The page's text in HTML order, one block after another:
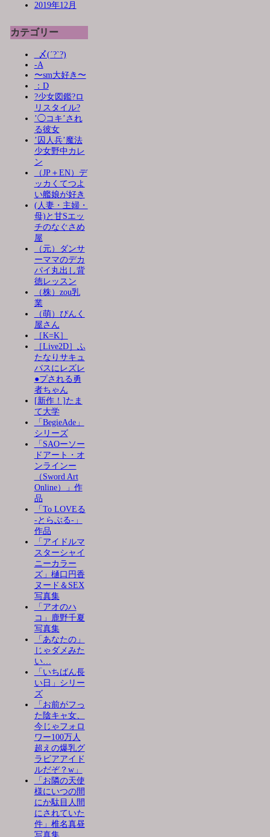
2019年12月
カテゴリー
_〆(´?`?)
-A
〜sm大好き〜
：D
?少女図鑑?ロ
リスタイル?
’◯コキ’され
る彼女
’囚人兵’魔法
少女野中カレ
ン
（JP＋EN）デ
ッカくてつよ
い艦娘が好き
(人妻・主婦・
母)と甘Sエッ
チのなぐさめ
屋
（元）ダンサ
ーママのデカ
パイ丸出し背
徳レッスン
（株）zou乳
業
（萌）ぴんく
屋さん
［K=K］
［Live2D］ふ
たなりサキュ
バスにレズレ
●プされる勇
者ちゃん
[新作！]たま
て大学
「BegieAde」
シリーズ
「SAOーソー
ドアート・オ
ンラインー
（Sword Art
Online）」作
品
「To LOVEる
-とらぶる-」
作品
「アイドルマ
スターシャイ
ニーカラー
ズ」樋口円香
ヌード＆SEX
写真集
「アオのハ
コ」鹿野千夏
写真集
「あなたの」
じゃダメみた
い…
「いちばん長
い日」シリー
ズ
「お前がフっ
た陰キャ女、
今じゃフォロ
ワー100万人
超えの爆乳グ
ラビアアイド
ルだぞ？w」
「お隣の天使
様にいつの間
にか駄目人間
にされていた
件」椎名真昼
写真集